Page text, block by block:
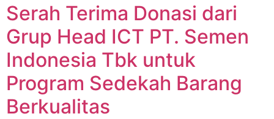
Serah Terima Donasi dari
Grup Head ICT PT. Semen
Indonesia Tbk untuk
Program Sedekah Barang
Berkualitas